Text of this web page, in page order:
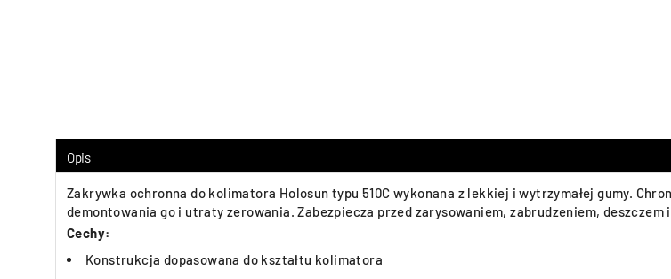
Opis
Zakrywka ochronna do kolimatora Holosun typu 510C wykonana z lekkiej i wytrzymałej gumy.
demontowania go i utraty zerowania. Zabezpiecza przed zarysowaniem, zabrudzeniem, deszczem
Cechy:
Konstrukcja dopasowana do kształtu kolimatora